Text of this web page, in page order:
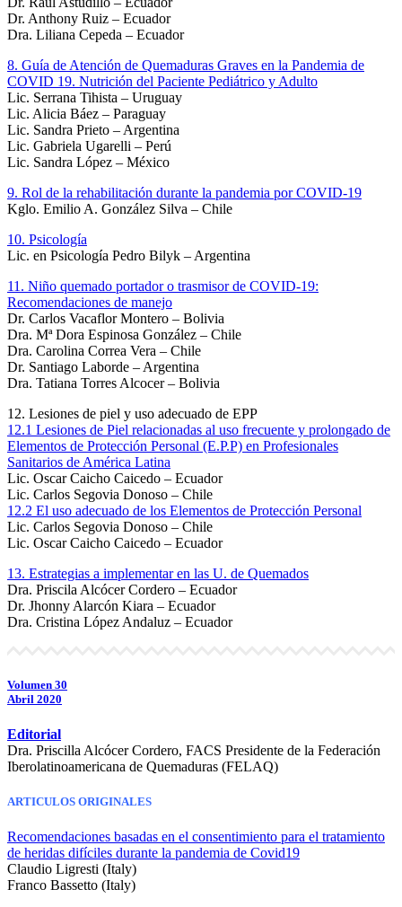
Dr. Anthony Ruiz – Ecuador
Dra. Liliana Cepeda – Ecuador
8. Guía de Atención de Quemaduras Graves en la Pandemia de
COVID 19. Nutrición del Paciente Pediátrico y Adulto
Lic. Serrana Tihista – Uruguay
Lic. Alicia Báez – Paraguay
Lic. Sandra Prieto – Argentina
Lic. Gabriela Ugarelli – Perú
Lic. Sandra López – México
9. Rol de la rehabilitación durante la pandemia por COVID-19
Kglo. Emilio A. González Silva – Chile
10. Psicología
Lic. en Psicología Pedro Bilyk – Argentina
11. Niño quemado portador o trasmisor de COVID-19:
Recomendaciones de manejo
Dr. Carlos Vacaflor Montero – Bolivia
Dra. Mª Dora Espinosa González – Chile
Dra. Carolina Correa Vera – Chile
Dr. Santiago Laborde – Argentina
Dra. Tatiana Torres Alcocer – Bolivia
12. Lesiones de piel y uso adecuado de EPP
12.1 Lesiones de Piel relacionadas al uso frecuente y prolongado de
Elementos de Protección Personal (E.P.P) en Profesionales
Sanitarios de América Latina
Lic. Oscar Caicho Caicedo – Ecuador
Lic. Carlos Segovia Donoso – Chile
12.2 El uso adecuado de los Elementos de Protección Personal
Lic. Carlos Segovia Donoso – Chile
Lic. Oscar Caicho Caicedo – Ecuador
13. Estrategias a implementar en las U. de Quemados
Dra. Priscila Alcócer Cordero – Ecuador
Dr. Jhonny Alarcón Kiara – Ecuador
Dra. Cristina López Andaluz – Ecuador
Volumen 30
Abril 2020
Editorial
Dra. Priscilla Alcócer Cordero, FACS Presidente de la Federación
Iberolatinoamericana de Quemaduras (FELAQ)
ARTICULOS ORIGINALES
Recomendaciones basadas en el consentimiento para el tratamiento
de heridas difíciles durante la pandemia de Covid19
Claudio Ligresti (Italy)
Franco Bassetto (Italy)